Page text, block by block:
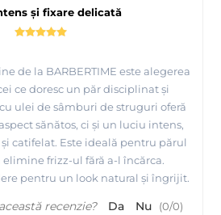
și fixare delicată
de la BARBERTIME este alegerea
ce doresc un păr disciplinat și
ulei de sâmburi de struguri oferă
sănătos, ci și un luciu intens,
catifelat. Este ideală pentru părul
elimine frizz-ul fără a-l încărca.
pentru un look natural și îngrijit.
recenzie? Da Nu (0/0)